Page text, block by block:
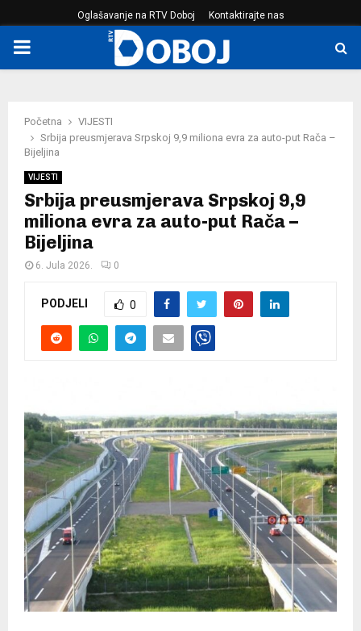
Oglašavanje na RTV Doboj Kontaktirajte nas
PRIMARY
Početna
VIJESTI
Srbija preusmjerava Srpskoj 9,9 miliona evra za auto-put Rača –
Bijeljina
VIJESTI
Srbija preusmjerava Srpskoj 9,9
miliona evra za auto-put Rača –
Bijeljina
6. Jula 2026. 0
PODJELI 0